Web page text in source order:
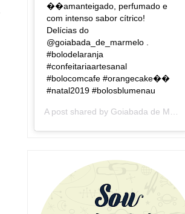
��amanteigado, perfumado e
com intenso sabor cítrico!
Delícias do
@goiabada_de_marmelo .
#bolodelaranja
#confeitariaartesanal
#bolocomcafe #orangecake��
#natal2019 #bolosblumenau
A post shared by Goiabada de Marmelo